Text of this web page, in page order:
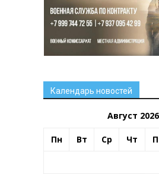
Календарь новостей
Август 2026
Пн Вт Ср Чт